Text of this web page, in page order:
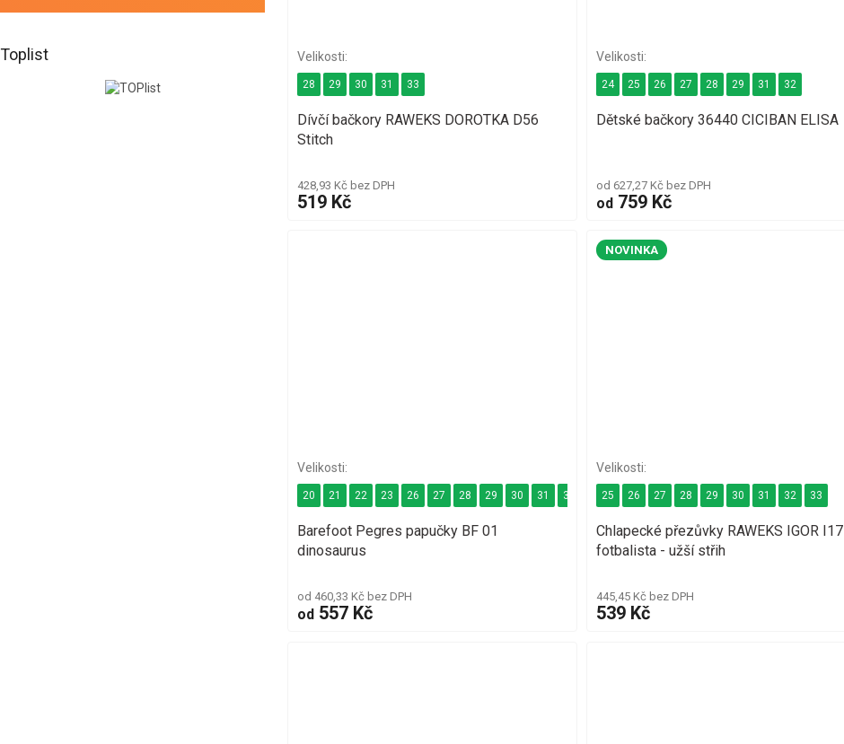
Toplist
Dívčí bačkory RAWEKS DOROTKA D56
Stitch
428,93 Kč bez DPH
519 Kč
28 29 30 31 33
Dětské bačkory 36440 CICIBAN ELISA
od 627,27 Kč bez DPH
od759 Kč
24 25 26 27 28 29 31 32
Barefoot Pegres papučky BF 01
dinosaurus
od 460,33 Kč bez DPH
od 557 Kč
20 21 22 23 26 27 28 29 30 31 32 33 34
NOVINKA
Chlapecké přezůvky RAWEKS IGOR I17
fotbalista - užší střih
445,45 Kč bez DPH
539 Kč
25 26 27 28 29 30 31 32 33